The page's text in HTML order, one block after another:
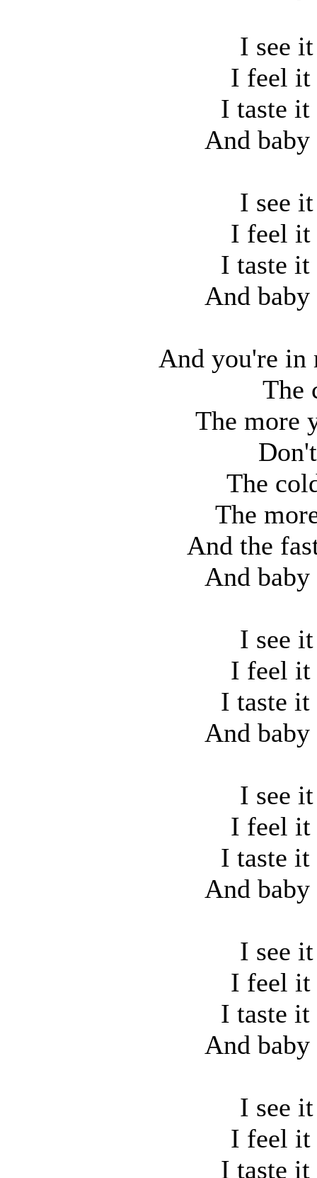
I see
I feel it
I taste
And
I see
I feel it
I taste
And
And you're in
The
The more
The
The
And the
And
I see
I feel it
I taste
And
I see
I feel it
I taste
And
I see
I feel it
I taste
And
I see
I feel it
I taste